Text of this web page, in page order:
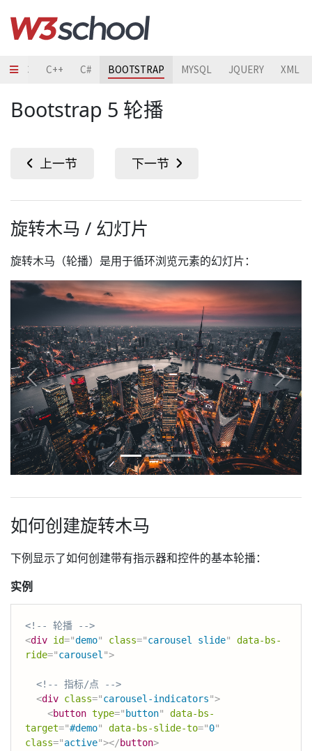
C C++ C# BOOTSTRAP MYSQL JQUERY XML
Bootstrap 5 轮播
旋转木马 / 幻灯片
旋转木马（轮播）是用于循环浏览元素的幻灯片：
如何创建旋转木马
下例显示了如何创建带有指示器和控件的基本轮播：
实例
<!-- 轮播 -->
<div id="demo" class="carousel slide"
data-bs-
ride="carousel ">
<!-- 指标/点 -->
<div class="carousel-indicators">
<button type=" button"
data-bs-
target="#demo" data-bs-slide-to="0"
class="active"></button>